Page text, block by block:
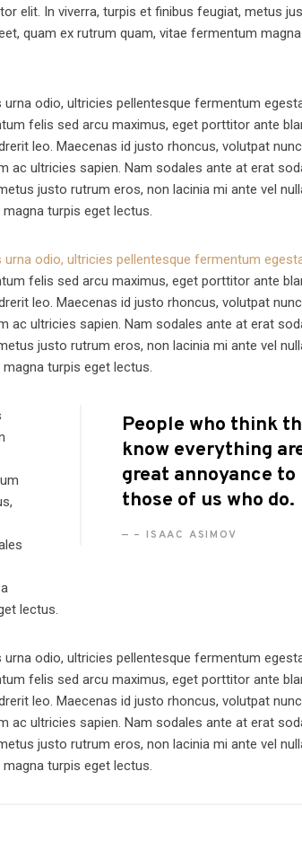
elit. In viverra, turpis et finibus feugiat, metus
quam ex rutrum quam, vitae fermentum
odio, ultricies pellentesque fermentum
felis sed arcu maximus, eget porttitor ante
leo. Maecenas id justo rhoncus, volutpat
ac ultricies sapien. Nam sodales ante at erat
justo rutrum eros, non lacinia mi ante vel
turpis eget lectus.
urna odio, ultricies pellentesque fermentum
felis sed arcu maximus, eget porttitor ante
leo. Maecenas id justo rhoncus, volutpat
ac ultricies sapien. Nam sodales ante at erat
justo rutrum eros, non lacinia mi ante vel
turpis eget lectus.
People who think
know everything
great annoyance to
those of us who do.
– ISAAC ASIMOV
lectus.
odio, ultricies pellentesque fermentum
felis sed arcu maximus, eget porttitor ante
leo. Maecenas id justo rhoncus, volutpat
ac ultricies sapien. Nam sodales ante at erat
justo rutrum eros, non lacinia mi ante vel
turpis eget lectus.